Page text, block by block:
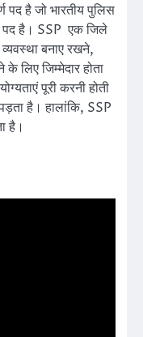
पद है जो भारतीय पुलिस
पद है। SSP एक जिले
बनाए रखने,
लिए जिम्मेदार होता
पूरी करनी होती
है। हालांकि, SSP
है।